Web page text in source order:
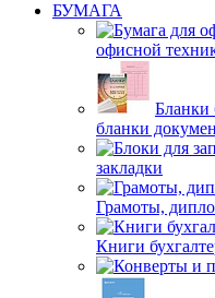
БУМАГА
офисной
Бланки
бланки
закладки
Грамоты,
Книги